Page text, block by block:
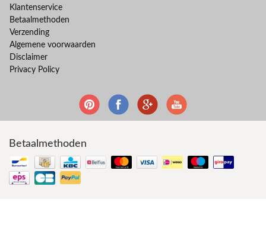
Klantenservice
Betaalmethoden
Verzending
Algemene voorwaarden
Disclaimer
Privacy Policy
Betaalmethoden